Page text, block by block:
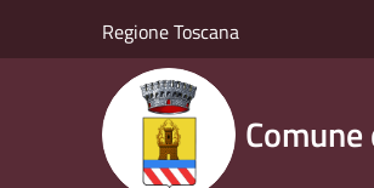
Regione Toscana